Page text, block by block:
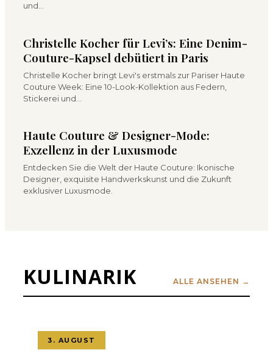
und…
Christelle Kocher für Levi’s: Eine Denim-
Couture-Kapsel debütiert in Paris
Christelle Kocher bringt Levi's erstmals zur Pariser Haute
Couture Week: Eine 10-Look-Kollektion aus Federn,
Stickerei und…
Haute Couture & Designer-Mode:
Exzellenz in der Luxusmode
Entdecken Sie die Welt der Haute Couture: Ikonische
Designer, exquisite Handwerkskunst und die Zukunft
exklusiver Luxusmode.
KULINARIK ALLE ANSEHEN →
3. AUGUST